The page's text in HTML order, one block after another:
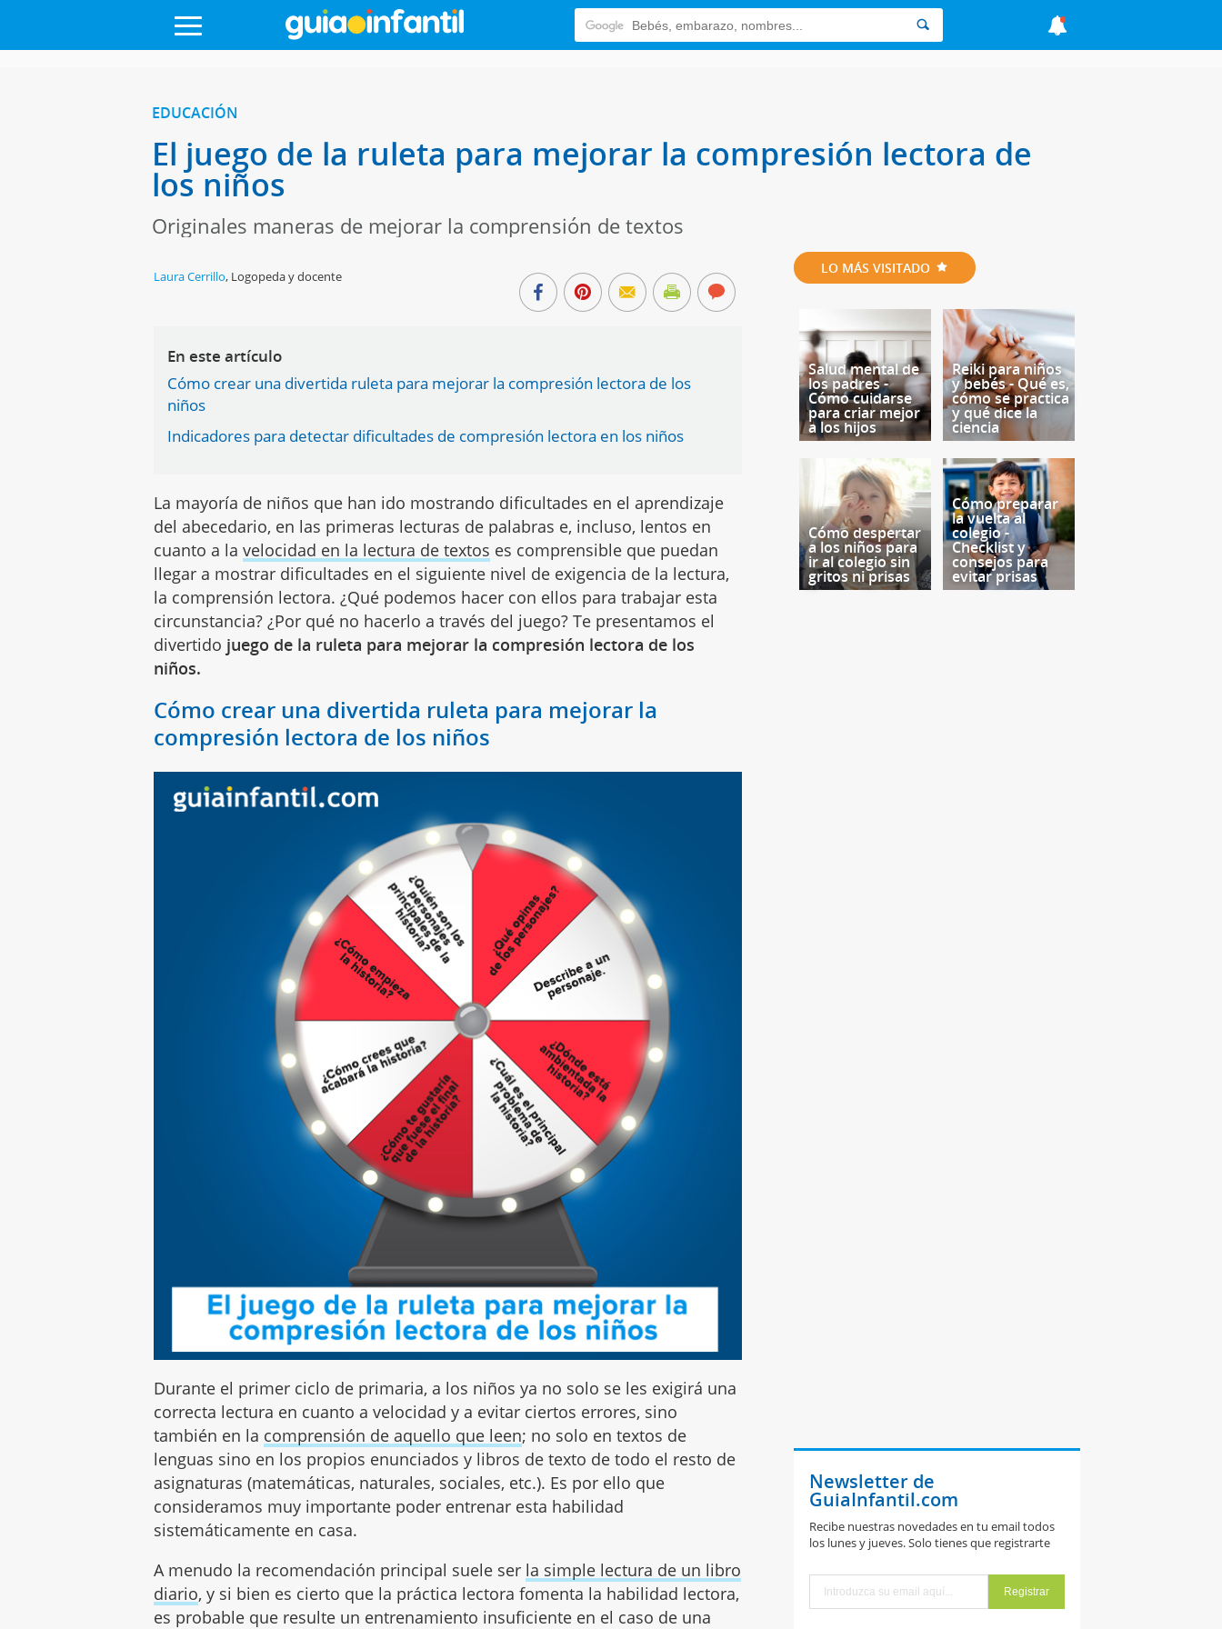
EDUCACIÓN
El juego de la ruleta para mejorar la compresión lectora de
los niños
Originales maneras de mejorar la comprensión de textos
Laura Cerrillo, Logopeda y docente
En este artículo
Cómo crear una divertida ruleta para mejorar la compresión lectora de los
niños
Indicadores para detectar dificultades de compresión lectora en los niños
La mayoría de niños que han ido mostrando dificultades en el aprendizaje
del abecedario, en las primeras lecturas de palabras e, incluso, lentos en
cuanto a lavelocidad en la lectura de textos es comprensible que puedan
llegar a mostrar dificultades en el siguiente nivel de exigencia de la lectura,
la comprensión lectora. ¿Qué podemos hacer con ellos para trabajar esta
circunstancia? ¿Por qué no hacerlo a través del juego? Te presentamos el
divertido juego de la ruleta para mejorar la compresión lectora de los
niños.
Cómo crear una divertida ruleta para mejorar la
compresión lectora de los niños
Durante el primer ciclo de primaria, a los niños ya no solo se les exigirá una
correcta lectura en cuanto a velocidad y a evitar ciertos errores, sino
también en la comprensión de aquello que leen; no solo en textos de
lenguas sino en los propios enunciados y libros de texto de todo el resto de
asignaturas (matemáticas, naturales, sociales, etc.). Es por ello que
consideramos muy importante poder entrenar esta habilidad
sistemáticamente en casa.
A menudo la recomendación principal suele ser la simple lectura de un libro
diario, y si bien es cierto que la práctica lectora fomenta la habilidad lectora,
es probable que resulte un entrenamiento insuficiente en el caso de una
LO MÁS VISITADO
Salud mental de
los padres -
Cómo cuidarse
para criar mejor
a los hijos
Reiki para niños
y bebés - Qué es,
cómo se practica
y qué dice la
ciencia
Cómo despertar
a los niños para
ir al colegio sin
gritos ni prisas
Cómo preparar
la vuelta al
colegio -
Checklist y
consejos para
evitar prisas
Newsletter de
GuiaInfantil.com
Recibe nuestras novedades en tu email todos
los lunes y jueves. Solo tienes que registrarte